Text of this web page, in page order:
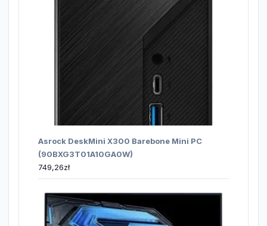
Asrock DeskMini X300 Barebone Mini PC
(90BXG3T01A10GA0W)
749,26zł